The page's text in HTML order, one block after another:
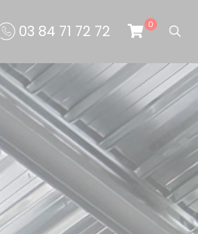
03 84 71 72 72 0